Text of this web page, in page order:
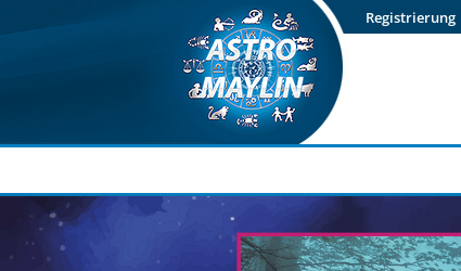
Newsletter Login Registrierung